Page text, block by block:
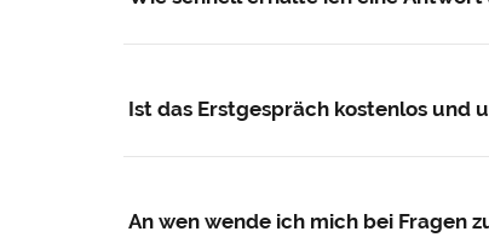
Ist das Erstgespräch kostenlos und
An wen wende ich mich bei Fragen